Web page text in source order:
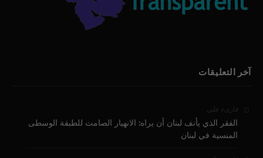
آخر التعليقات
قارىء على
الفقر الذي يأنف لبنان أن يراه: الانهيار الصامت للطبقة الوسطى
المنسية في لبنان